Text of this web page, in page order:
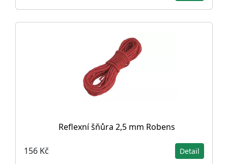
Reflexní šňůra 2,5 mm Robens
156 Kč Detail